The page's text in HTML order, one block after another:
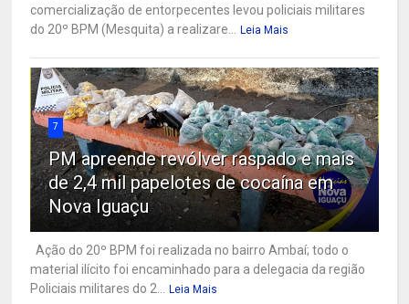
comercialização de entorpecentes levou policiais militares
do 20º BPM (Mesquita) a realizare...
Leia Mais
7
PM apreende revólver raspado e mais
de 2,4 mil papelotes de cocaína em
Nova Iguaçu
Ação do 20º BPM foi realizada no bairro Ambaí; todo o
material ilícito foi encaminhado para a delegacia da região
Policiais militares do 2...
Leia Mais